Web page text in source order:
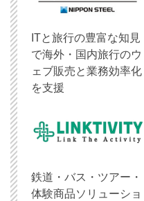
ITと旅行の豊富な知見
で海外・国内旅行のウ
ェブ販売と業務効率化
を支援
鉄道・バス・ツアー・
体験商品ソリューショ